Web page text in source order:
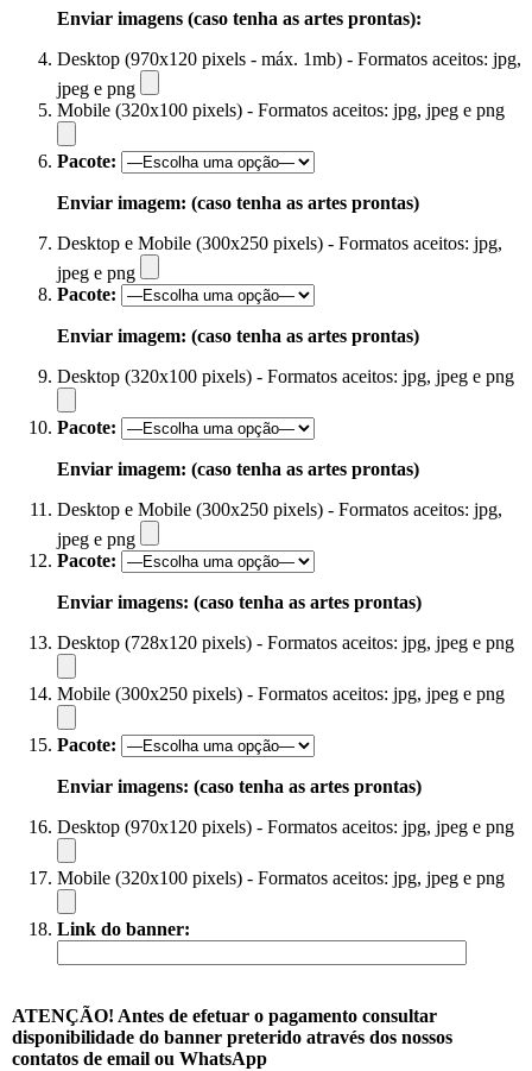
Enviar imagens (caso tenha as artes prontas):
Desktop (970x120 pixels - máx. 1mb) - Formatos aceitos: jpg,
jpeg e png
Mobile (320x100 pixels) - Formatos aceitos: jpg, jpeg e png
Pacote:
Enviar imagem: (caso tenha as artes prontas)
Desktop e Mobile (300x250 pixels) - Formatos aceitos: jpg,
jpeg e png
Pacote:
Enviar imagem: (caso tenha as artes prontas)
Desktop (320x100 pixels) - Formatos aceitos: jpg, jpeg e png
Pacote:
Enviar imagem: (caso tenha as artes prontas)
Desktop e Mobile (300x250 pixels) - Formatos aceitos: jpg,
jpeg e png
Pacote:
Enviar imagens: (caso tenha as artes prontas)
Desktop (728x120 pixels) - Formatos aceitos: jpg, jpeg e png
Mobile (300x250 pixels) - Formatos aceitos: jpg, jpeg e png
Pacote:
Enviar imagens: (caso tenha as artes prontas)
Desktop (970x120 pixels) - Formatos aceitos: jpg, jpeg e png
Mobile (320x100 pixels) - Formatos aceitos: jpg, jpeg e png
Link do banner:
ATENÇÃO! Antes de efetuar o pagamento consultar
disponibilidade do banner preterido através dos nossos
contatos de email ou WhatsApp